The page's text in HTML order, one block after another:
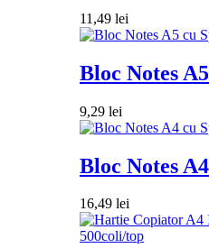
11,49 lei
Bloc Notes
9,29 lei
Bloc Notes
16,49 lei